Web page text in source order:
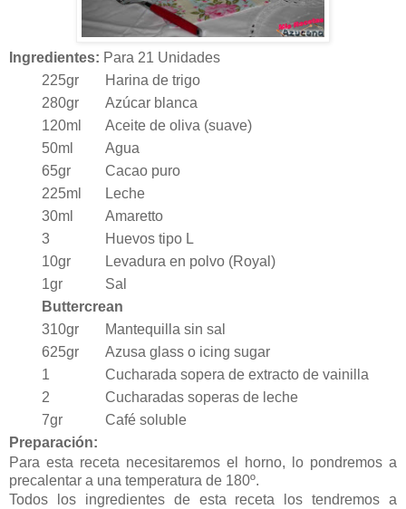
Ingredientes: Para 21 Unidades
225gr
Harina de trigo
280gr
Azúcar blanca
120ml
Aceite de oliva (suave)
50ml
Agua
65gr
Cacao puro
225ml
Leche
30ml
Amaretto
3
Huevos tipo L
10gr
Levadura en polvo (Royal)
1gr
Sal
Buttercrean
310gr
Mantequilla sin sal
625gr
Azusa glass o icing sugar
1
Cucharada sopera de extracto de vainilla
2
Cucharadas soperas de leche
7gr
Café soluble
Preparación:
Para esta receta necesitaremos el horno, lo pondremos a
precalentar a una temperatura de 180º.
Todos los ingredientes de esta receta los tendremos a